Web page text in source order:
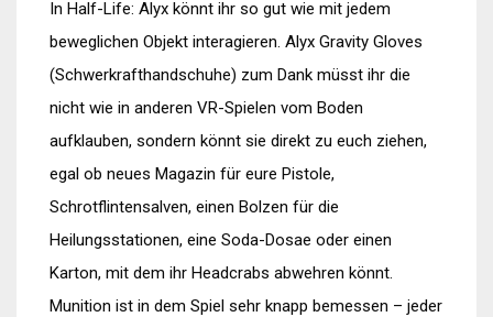
In Half-Life: Alyx könnt ihr so gut wie mit jedem
beweglichen Objekt interagieren. Alyx Gravity Gloves
(Schwerkrafthandschuhe) zum Dank müsst ihr die
nicht wie in anderen VR-Spielen vom Boden
aufklauben, sondern könnt sie direkt zu euch ziehen,
egal ob neues Magazin für eure Pistole,
Schrotflintensalven, einen Bolzen für die
Heilungsstationen, eine Soda-Dosae oder einen
Karton, mit dem ihr Headcrabs abwehren könnt.
Munition ist in dem Spiel sehr knapp bemessen – jeder